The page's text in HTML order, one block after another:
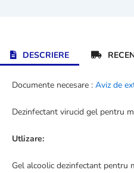
DESCRIERE
Documente necesare : Aviz de
Dezinfectant virucid gel pentru
Utlizare:
Gel alcoolic dezinfectant pentru